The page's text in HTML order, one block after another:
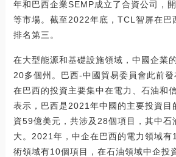
年和巴西企業SEMP成立了合資公司，
等市場。截至2022年底，TCL智屏在巴
排名第三。
在大型能源和基礎設施領域，中國企業
20多個州。巴西-中國貿易委員會此前
在巴西的投資主要集中在電力、石油和
表示，巴西是2021年中國的主要投資目
資59億美元，共涉及28個項目，其中石
大。2021年，中企在巴西的電力領域有
術領域有10個項目，在石油領域中企投